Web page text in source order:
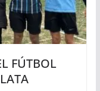
FÚTBOL